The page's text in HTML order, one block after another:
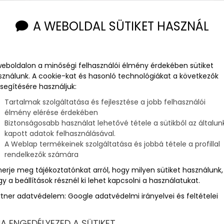
tanfolyam most
hajóvezetői vizsga után csak idő kérdése, mikorra jut el az
baráti vitorlázásra azonban árnyékot vethet, ha nem
nem rendelkezünk a kellő rutinnal, hogy kapitányként
hogy a tanfolyamot sikeresen elvégzők sokkal
A WEBOLDAL SÜTIKET HASZNÁL
a minőségi felhasználói élmény érdekében sütiket
A cookie-kat és hasonló technológiákat a következők
használjuk:
Tartalmak szolgáltatása és fejlesztése a jobb felhasználói
élmény elérése érdekében
Biztonságosabb használat lehetővé tétele a sütikből az
kapott adatok felhasználásával.
A Weblap termékeinek szolgáltatása és jobbá tétele a profillal
rendelkezők számára
meg tájékoztatónkat arról, hogy milyen sütiket használunk,
a beállítások résznél ki lehet kapcsolni a használatukat.
adatvédelem: Google adatvédelmi irányelvei és feltételei